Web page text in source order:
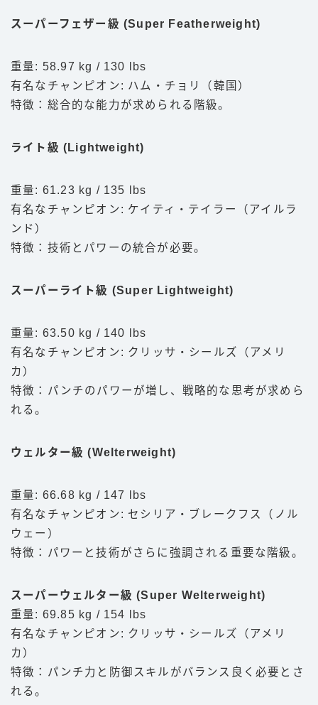
スーパーフェザー級 (Super Featherweight)
重量: 58.97 kg / 130 lbs
有名なチャンピオン: ハム・チョリ（韓国）
特徴：総合的な能力が求められる階級。
ライト級 (Lightweight)
重量: 61.23 kg / 135 lbs
有名なチャンピオン: ケイティ・テイラー（アイルラ
ンド）
特徴：技術とパワーの統合が必要。
スーパーライト級 (Super Lightweight)
重量: 63.50 kg / 140 lbs
有名なチャンピオン: クリッサ・シールズ（アメリ
カ）
特徴：パンチのパワーが増し、戦略的な思考が求めら
れる。
ウェルター級 (Welterweight)
重量: 66.68 kg / 147 lbs
有名なチャンピオン: セシリア・ブレークフス（ノル
ウェー）
特徴：パワーと技術がさらに強調される重要な階級。
スーパーウェルター級 (Super Welterweight)
重量: 69.85 kg / 154 lbs
有名なチャンピオン: クリッサ・シールズ（アメリ
カ）
特徴：パンチ力と防御スキルがバランス良く必要とさ
れる。